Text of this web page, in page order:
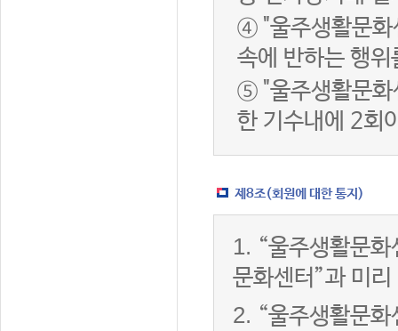
④ "울주생활문화
속에 반하는 행
⑤ "울주생활문화
한 기수내에 2회
제8조(회원에 대한 통지)
1. “울주생활문
문화센터”과 미
2. “울주생활문